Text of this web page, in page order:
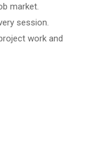
market.
session.
work and